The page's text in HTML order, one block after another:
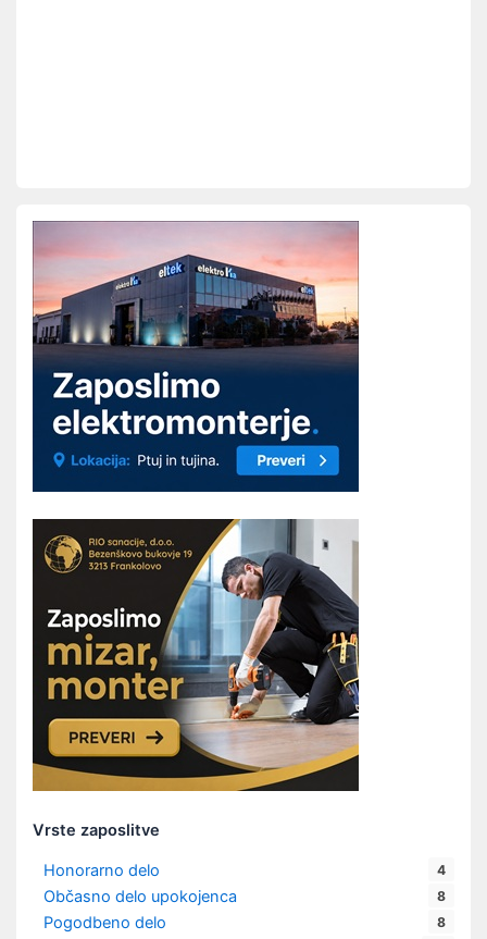
Vrste zaposlitve
Honorarno delo 4
Občasno delo upokojenca 8
Pogodbeno delo 8